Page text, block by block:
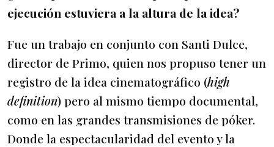
ejecución estuviera a la altura de la idea?
Fue un trabajo en conjunto con Santi Dulce,
director de Primo, quien nos propuso tener un
registro de la idea cinematográfico (high
definition) pero al mismo tiempo documental,
como en las grandes transmisiones de póker.
Donde la espectacularidad del evento y la